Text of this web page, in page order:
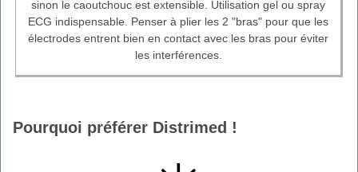
sinon le caoutchouc est extensible. Utilisation gel ou spray
ECG indispensable. Penser à plier les 2 "bras" pour que les
électrodes entrent bien en contact avec les bras pour éviter
les interférences.
Pourquoi préférer Distrimed !